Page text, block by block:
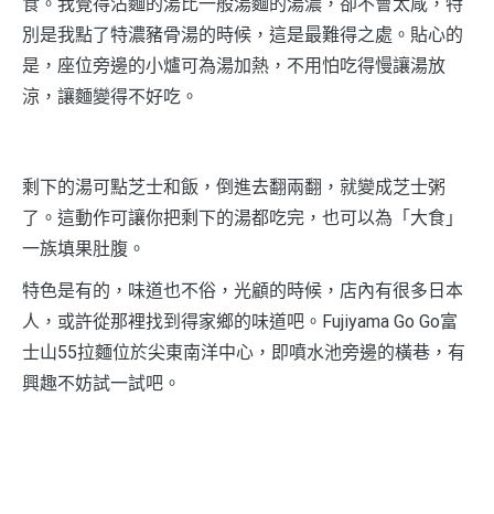
別是我點了特濃豬骨湯的時候，這是最難得之處。貼心的
是，座位旁邊的小爐可為湯加熱，不用怕吃得慢讓湯放
涼，讓麵變得不好吃。
剩下的湯可點芝士和飯，倒進去翻兩翻，就變成芝士粥
了。這動作可讓你把剩下的湯都吃完，也可以為「大食」
一族填果肚腹。
特色是有的，味道也不俗，光顧的時候，店內有很多日本
人，或許從那裡找到得家鄉的味道吧。Fujiyama Go Go富
士山55拉麵位於尖東南洋中心，即噴水池旁邊的橫巷，有
興趣不妨試一試吧。